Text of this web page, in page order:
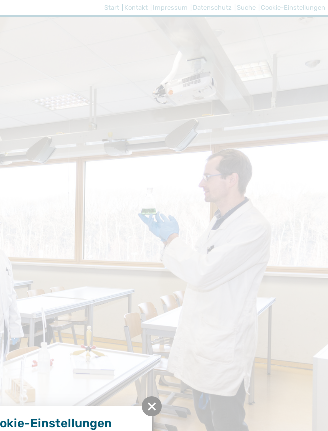
Start Kontakt Impressum Datenschutz Suche Cookie-Einstellungen
Einstellungen